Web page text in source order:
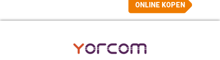
ONLINE KOPEN